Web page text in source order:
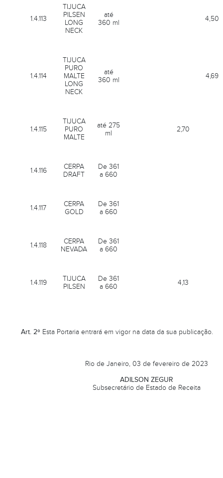
1.4.113
TIJUCA
PILSEN
LONG
NECK
até
360 ml
4,50
1.4.114
TIJUCA
PURO
MALTE
LONG
NECK
até
360 ml
4,69
1.4.115
TIJUCA
PURO
MALTE
até 275
ml
2,70
1.4.116
CERPA
DRAFT
De 361
a 660
1.4.117
CERPA
GOLD
De 361
a 660
1.4.118
CERPA
NEVADA
De 361
a 660
1.4.119
TIJUCA
PILSEN
De 361
a 660
4,13
Art. 2º Esta Portaria entrará em vigor na data da sua publicação.
Rio de Janeiro, 03 de fevereiro de 2023
ADILSON ZEGUR
Subsecretário de Estado de Receita